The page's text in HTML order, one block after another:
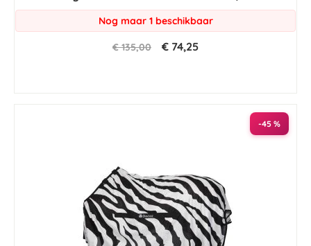
Nog maar 1 beschikbaar
€ 135,00 € 74,25
-45 %